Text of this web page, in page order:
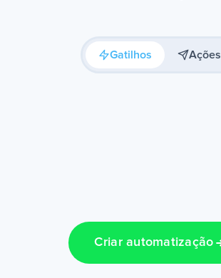
Gatilhos Ações
Criar automatização